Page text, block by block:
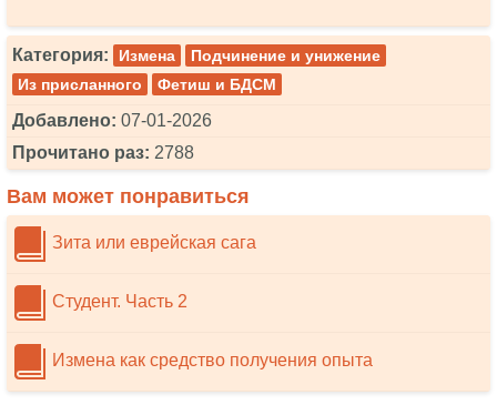
Категория: Измена
Подчинение и унижение
Из присланного
Фетиш и БДСМ
Добавлено: 07-01-2026
Прочитано раз: 2788
Вам может понравиться
Зита или еврейская сага
Студент. Часть 2
Измена как средство получения опыта